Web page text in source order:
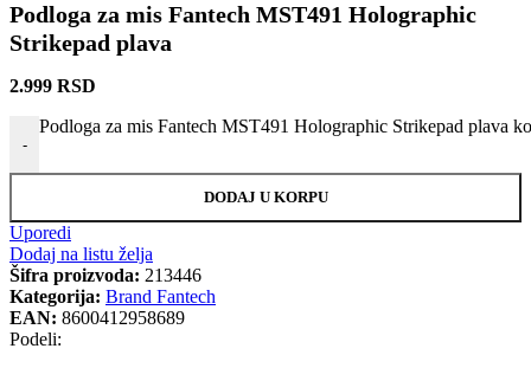
Podloga za mis Fantech MST491 Holographic
Strikepad plava
2.999 RSD
-
Podloga za mis Fantech MST491 Holographic Strikepad plava
DODAJ U KORPU
Uporedi
Dodaj na listu želja
Šifra proizvoda: 213446
Kategorija: Brand Fantech
EAN: 8600412958689
Podeli: